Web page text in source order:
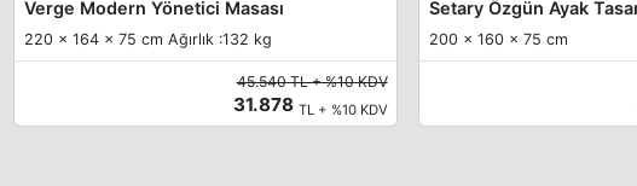
Verge Modern Yönetici Masası
220 x 164 x 75 cm Ağırlık :132 kg
45.540 TL + %10 KDV
31.878 TL + %10 KDV
200 x 160 x 75 cm